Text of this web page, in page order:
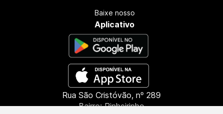
Rua São Cristóvão, nº 289
Bairro: Pinheirinho
Baixe nosso
Aplicativo